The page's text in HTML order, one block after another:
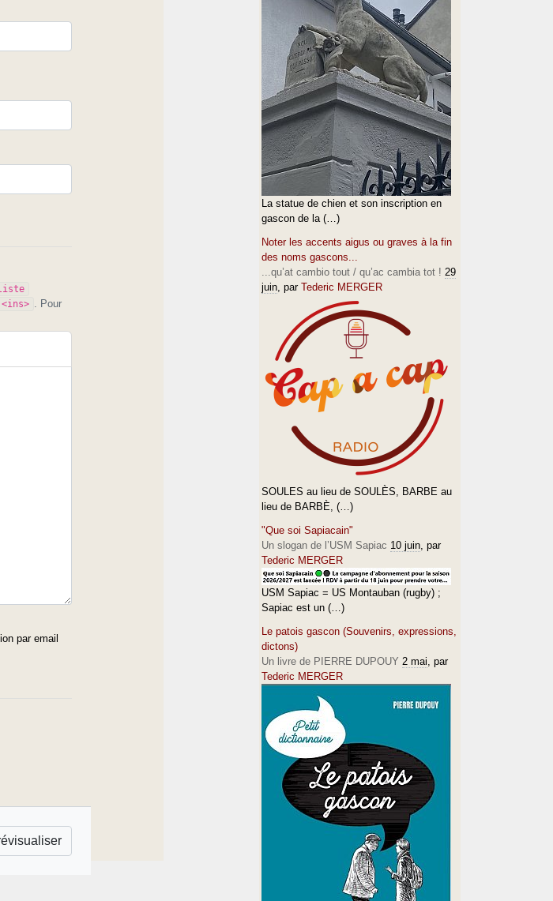
<ins>
. Pour
par email
La statue de chien et son inscription en
gascon de la (…)
Noter les accents aigus ou graves à la fin
des noms gascons...
...qu’at cambio tout / qu’ac cambia tot ! 29
juin, par Tederic MERGER
SOULES au lieu de SOULÈS, BARBE au
lieu de BARBÈ, (…)
"Que soi Sapiacain"
Un slogan de l’USM Sapiac 10 juin, par
Tederic MERGER
USM Sapiac = US Montauban (rugby) ;
Sapiac est un (…)
Le patois gascon (Souvenirs, expressions,
dictons)
Un livre de PIERRE DUPOUY 2 mai, par
Tederic MERGER